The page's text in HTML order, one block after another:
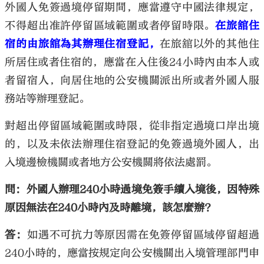
外國人免簽過境停留期間，應當遵守中國法律規定，
不得超出准許停留區域範圍或者停留時限。在旅舘住
宿的由旅舘為其辦理住宿登記，在旅舘以外的其他住
所居住或者住宿的，應當在入住後24小時內由本人或
者留宿人，向居住地的公安機關派出所或者外國人服
務站等辦理登記。
對超出停留區域範圍或時限，從非指定過境口岸出境
的，以及未依法辦理住宿登記的免簽過境外國人，出
入境邊檢機關或者地方公安機關將依法處罰。
問：外國人辦理240小時過境免簽手續入境後，因特殊
原因無法在240小時內及時離境，該怎麼辦？
答： 如遇不可抗力等原因需在免簽停留區域停留超過
240小時的，應當按規定向公安機關出入境管理部門申